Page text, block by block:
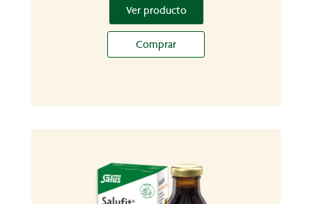
Ver producto
Comprar